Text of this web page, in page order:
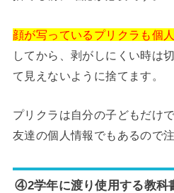
顔が写っているプリクラも個
してから、剥がしにくい時は
て見えないように捨てます。
プリクラは自分の子どもだけ
友達の個人情報でもあるので
④2学年に渡り使用する教科